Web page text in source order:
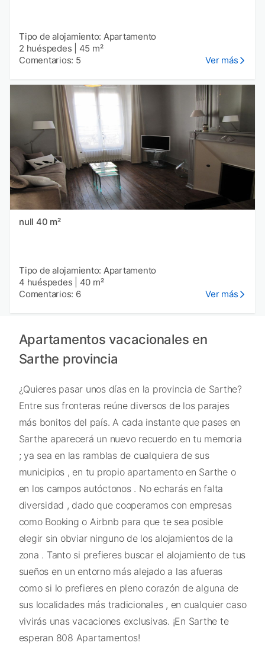
Tipo de alojamiento: Apartamento
2 huéspedes
45 m²
Comentarios: 5
Ver más
null 40 m²
Tipo de alojamiento: Apartamento
4 huéspedes
40 m²
Comentarios: 6
Ver más
Apartamentos vacacionales en
Sarthe provincia
¿Quieres pasar unos días en la provincia de Sarthe?
Entre sus fronteras reúne diversos de los parajes
más bonitos del país. A cada instante que pases en
Sarthe aparecerá un nuevo recuerdo en tu memoria
; ya sea en las ramblas de cualquiera de sus
municipios , en tu propio apartamento en Sarthe o
en los campos autóctonos . No echarás en falta
diversidad , dado que cooperamos con empresas
como Booking o Airbnb para que te sea posible
elegir sin obviar ninguno de los alojamientos de la
zona . Tanto si prefieres buscar el alojamiento de tus
sueños en un entorno más alejado a las afueras
como si lo prefieres en pleno corazón de alguna de
sus localidades más tradicionales , en cualquier caso
vivirás unas vacaciones exclusivas. ¡En Sarthe te
esperan 808 Apartamentos!